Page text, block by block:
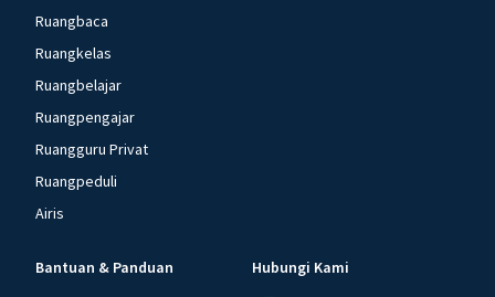
Ruangbaca
Ruangkelas
Ruangbelajar
Ruangpengajar
Ruangguru Privat
Ruangpeduli
Airis
Bantuan & Panduan Hubungi Kami